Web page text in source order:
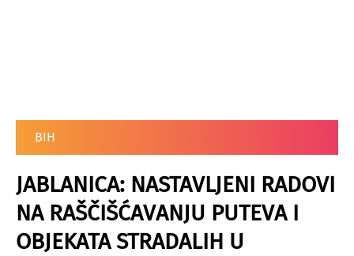
BIH
JABLANICA: NASTAVLJENI RADOVI
NA RAŠČIŠĆAVANJU PUTEVA I
OBJEKATA STRADALIH U